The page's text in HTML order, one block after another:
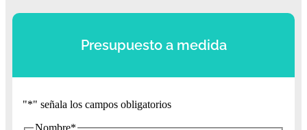
Presupuesto a medida
"*" señala los campos obligatorios
Nombre*